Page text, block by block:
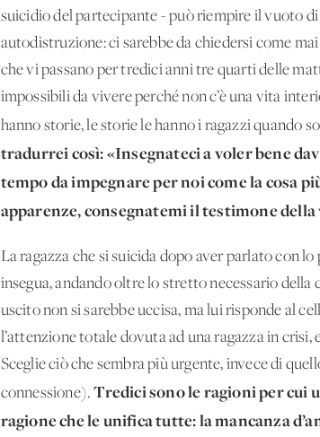
suicidio del partecipante - può riempire il vuoto
autodistruzione: ci sarebbe da chiedersi come
che vi passano per tredici anni tre quarti delle
impossibili da vivere perché non c’è una vita
hanno storie, le storie le hanno i ragazzi quando
tradurrei così: «Insegnateci a voler bene
tempo da impegnare per noi come la cosa
apparenze, consegnatemi il testimone
La ragazza che si suicida dopo aver parlato con
insegua, andando oltre lo stretto necessario
uscito non si sarebbe uccisa, ma lui risponde al
l’attenzione totale dovuta ad una ragazza in
Sceglie ciò che sembra più urgente, invece di
connessione).Tredici sono le ragioni per cui
ragione che le unifica tutte: la mancanza